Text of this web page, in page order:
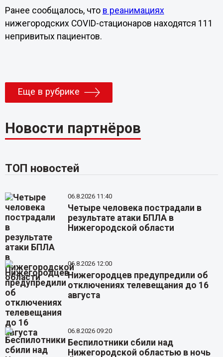
Ранее сообщалось, что в реанимациях
нижегородских COVID-стационаров находятся 111
непривитых пациентов.
Еще в рубрике
Новости партнёров
ТОП новостей
06.8.2026 11:40
Четыре человека пострадали в
результате атаки БПЛА в
Нижегородской области
06.8.2026 12:00
Нижегородцев предупредили об
отключениях телевещания до 16
августа
06.8.2026 09:20
Беспилотники сбили над
Нижегородской областью в ночь